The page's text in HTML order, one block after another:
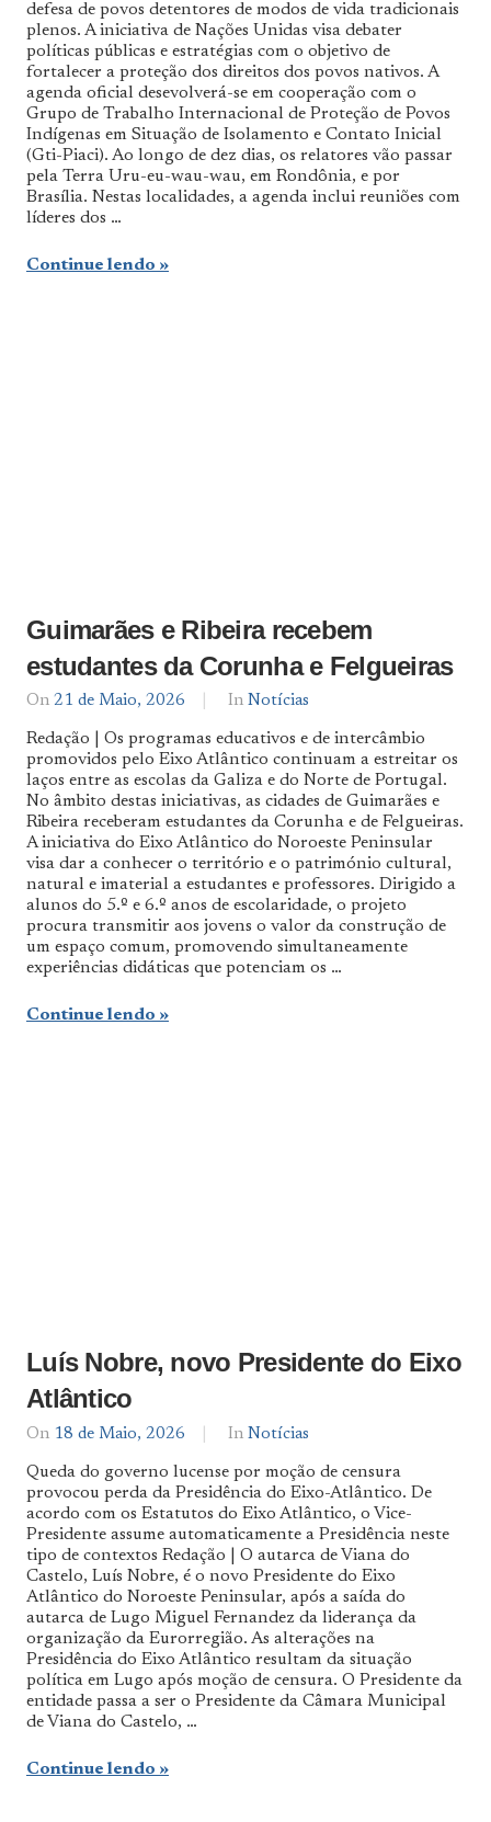
a
Sul
defesa de povos detentores de modos de vida tradicionais
plenos. A iniciativa de Nações Unidas visa debater
políticas públicas e estratégias com o objetivo de
fortalecer a proteção dos direitos dos povos nativos. A
agenda oficial desevolverá-se em cooperação com o
Grupo de Trabalho Internacional de Proteção de Povos
Indígenas em Situação de Isolamento e Contato Inicial
(Gti-Piaci). Ao longo de dez dias, os relatores vão passar
pela Terra Uru-eu-wau-wau, em Rondônia, e por
Brasília. Nestas localidades, a agenda inclui reuniões com
líderes dos …
Continue lendo
Guimarães e Ribeira recebem
estudantes da Corunha e Felgueiras
On 21 de Maio, 2026
By
De
Norte
a
Sul
In Notícias
Redação | Os programas educativos e de intercâmbio
promovidos pelo Eixo Atlântico continuam a estreitar os
laços entre as escolas da Galiza e do Norte de Portugal.
No âmbito destas iniciativas, as cidades de Guimarães e
Ribeira receberam estudantes da Corunha e de Felgueiras.
A iniciativa do Eixo Atlântico do Noroeste Peninsular
visa dar a conhecer o território e o património cultural,
natural e imaterial a estudantes e professores. Dirigido a
alunos do 5.º e 6.º anos de escolaridade, o projeto
procura transmitir aos jovens o valor da construção de
um espaço comum, promovendo simultaneamente
experiências didáticas que potenciam os …
Continue lendo
Luís Nobre, novo Presidente do Eixo
Atlântico
On 18 de Maio, 2026
By
De
Norte
a
Sul
In Notícias
Queda do governo lucense por moção de censura
provocou perda da Presidência do Eixo-Atlântico. De
acordo com os Estatutos do Eixo Atlântico, o Vice-
Presidente assume automaticamente a Presidência neste
tipo de contextos Redação | O autarca de Viana do
Castelo, Luís Nobre, é o novo Presidente do Eixo
Atlântico do Noroeste Peninsular, após a saída do
autarca de Lugo Miguel Fernandez da liderança da
organização da Eurorregião. As alterações na
Presidência do Eixo Atlântico resultam da situação
política em Lugo após moção de censura. O Presidente da
entidade passa a ser o Presidente da Câmara Municipal
de Viana do Castelo, …
Continue lendo